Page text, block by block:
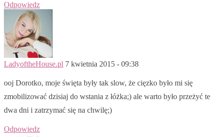
Odpowiedz
LadyoftheHouse.pl 7 kwietnia 2015 - 09:38
ooj Dorotko, moje święta były tak slow, że cięzko było mi się
zmobilizować dzisiaj do wstania z łóżka;) ale warto było przeżyć te
dwa dni i zatrzymać się na chwilę;)
Odpowiedz